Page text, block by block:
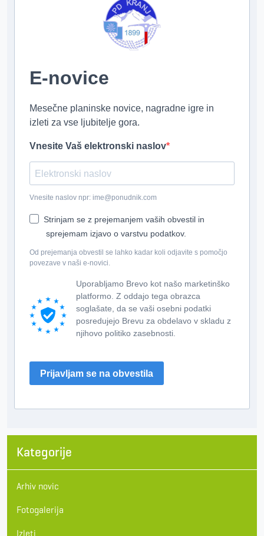
E-novice
Mesečne planinske novice, nagradne igre in
izleti za vse ljubitelje gora.
Vnesite Vaš elektronski naslov
Vnesite naslov npr: ime@ponudnik.com
Strinjam se z prejemanjem vaših obvestil in
sprejemam izjavo o varstvu podatkov.
Od prejemanja obvestil se lahko kadar koli odjavite s pomočjo
povezave v naši e-novici.
Uporabljamo Brevo kot našo marketinško
platformo. Z oddajo tega obrazca
soglašate, da se vaši osebni podatki
posredujejo Brevu za obdelavo v skladu z
njihovo politiko zasebnosti.
Prijavljam se na obvestila
Kategorije
Arhiv novic
Fotogalerija
Izleti